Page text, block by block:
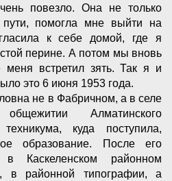
повезло. Она не только
помогла мне выйти на
к себе домой, где я
перине. А потом мы вновь
встретил зять. Так я и
это 6 июня 1953 года.
не в Фабричном, а в селе
Алматинского
техникума, куда поступила,
образование. После его
в Каскеленском районном
в районной типографии, а